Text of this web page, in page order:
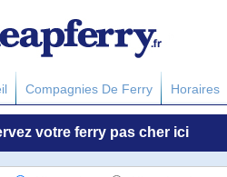
Compagnies De Ferry Horaires